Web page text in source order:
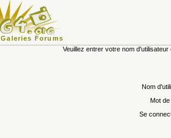
Galeries Forums
Veuillez entrer votre nom
Nom
Mot
Se